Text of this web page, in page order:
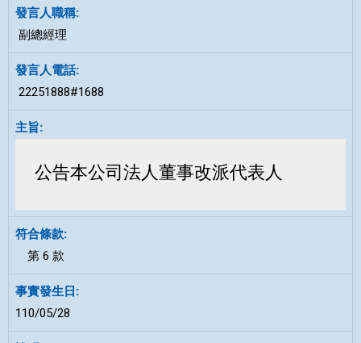
副總經理
22251888#1688
公告本公司法人董事改派代表人
第 6 款
110/05/28